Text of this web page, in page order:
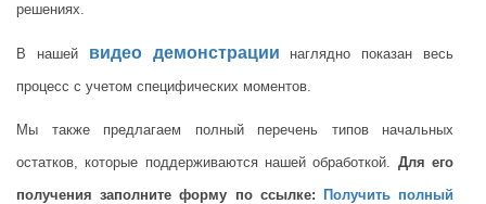
решениях.
В нашей видео демонстрации наглядно показан весь
процесс с учетом специфических моментов.
Мы также предлагаем полный перечень типов начальных
остатков, которые поддерживаются нашей обработкой. Для его
получения заполните форму по ссылке:
Получить полный